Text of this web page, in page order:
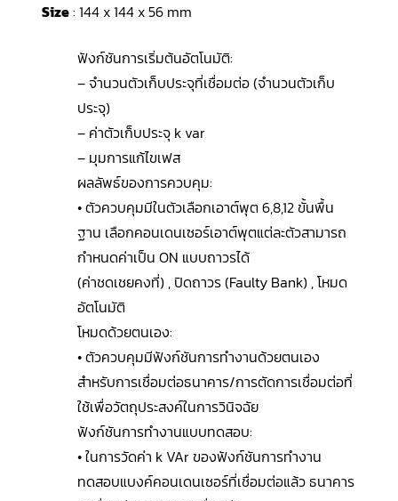
Size: 144 x 144 x 56 mm
ฟังก์ชันการเริ่มต้นอัตโนมัติ:
– จำนวนตัวเก็บประจุที่เชื่อมต่อ (จำนวนตัวเก็บ
ประจุ)
– ค่าตัวเก็บประจุ k var
– มุมการแก้ไขเฟส
ผลลัพธ์ของการควบคุม:
• ตัวควบคุมมีในตัวเลือกเอาต์พุต 6,8,12 ขั้นพื้น
ฐาน เลือกคอนเดนเซอร์เอาต์พุตแต่ละตัวสามารถ
กำหนดค่าเป็น ON แบบถาวรได้
(ค่าชดเชยคงที่) , ปิดถาวร (Faulty Bank) , โหมด
อัตโนมัติ
โหมดด้วยตนเอง:
• ตัวควบคุมมีฟังก์ชันการทำงานด้วยตนเอง
สำหรับการเชื่อมต่อธนาคาร/การตัดการเชื่อมต่อที่
ใช้เพื่อวัตถุประสงค์ในการวินิจฉัย
ฟังก์ชันการทำงานแบบทดสอบ:
• ในการวัดค่า k VAr ของฟังก์ชันการทำงาน
ทดสอบแบงค์คอนเดนเซอร์ที่เชื่อมต่อแล้ว ธนาคาร